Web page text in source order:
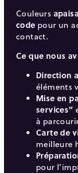
Couleurs
code pour un
contact.
Ce que nous
Direction
éléments
Mise en
services”
à
Carte de
meilleure
pour